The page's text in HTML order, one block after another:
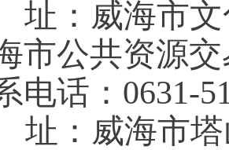
址：威海市
市公共资源
电话： 0631-
址：威海市